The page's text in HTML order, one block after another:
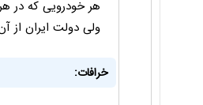
ولی دولت ایران از آن
خرافات: